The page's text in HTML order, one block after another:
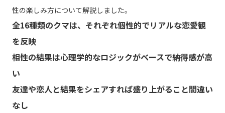
性の楽しみ方について解説しました。
全16種類のクマは、それぞれ個性的でリアルな恋愛観
を反映
相性の結果は心理学的なロジックがベースで納得感が高
い
友達や恋人と結果をシェアすれば盛り上がること間違い
なし